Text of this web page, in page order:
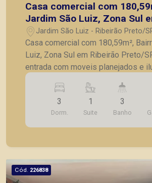
Casa comercial com
Jardim São Luiz, Zona Sul
Preto/SP.
Jardim São Luiz - Ribeirão Preto/
Casa comercial com 180,59m²,
Luiz, Zona Sul em Ribeirão Preto/SP. - Sala
entrada com moveis planejados e
led; - Salão principal com ar
quartos amplos com armários,
Ar condicionado; - Cozinha com
de serviço com banheiro; - Corredor
acesso a garagem. - 03 vagas
locação, vendas de imóveis
mesmo nos principais
3
Dorm.
1
Suite
3
Banho
Cód. 226838